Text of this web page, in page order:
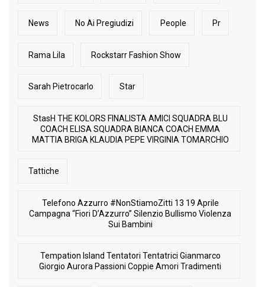
News No Ai Pregiudizi People Pr
Rama Lila Rockstarr Fashion Show
Sarah Pietrocarlo Star
StasH THE KOLORS FINALISTA AMICI SQUADRA BLU
COACH ELISA SQUADRA BIANCA COACH EMMA
MATTIA BRIGA KLAUDIA PEPE VIRGINIA TOMARCHIO
Tattiche
Telefono Azzurro #NonStiamoZitti 13 19 Aprile
Campagna “Fiori D’Azzurro” Silenzio Bullismo Violenza
Sui Bambini
Tempation Island Tentatori Tentatrici Gianmarco
Giorgio Aurora Passioni Coppie Amori Tradimenti